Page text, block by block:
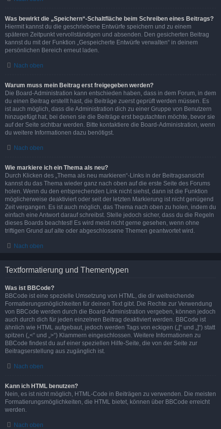
Was bewirkt die „Speichern“-Schaltfläche beim Schreiben eines Beitrags?
Hiermit kannst du die geschriebene Entwürfe speichern und zu einem
späteren Zeitpunkt vervollständigen und absenden. Den gesicherten Beitrag
kannst du mit der Funktion „Gespeicherte Entwürfe verwalten“ in deinem
persönlichen Bereich erneut laden.
Nach oben
Warum muss mein Beitrag erst freigegeben werden?
Die Board-Administration kann entschieden haben, dass in dem Forum, in dem
du einen Beitrag erstellt hast, die Beiträge zuerst geprüft werden müssen. Es
ist auch möglich, dass die Administration dich zu einer Gruppe von Benutzern
hinzugefügt hat, bei denen sie die Beiträge erst begutachten möchte, bevor sie
auf der Seite sichtbar werden. Bitte kontaktiere die Board-Administration, wenn
du weitere Informationen dazu benötigst.
Nach oben
Wie markiere ich ein Thema als neu?
Durch Klicken des „Thema als neu markieren“-Links in der Beitragsansicht
kannst du das Thema wieder ganz nach oben auf die erste Seite des Forums
holen. Wenn du den entsprechenden Link nicht siehst, dann ist die Funktion
möglicherweise deaktiviert oder seit der letzten Markierung ist nicht genügend
Zeit vergangen. Es ist auch möglich, das Thema nach oben zu holen, indem du
einfach eine Antwort darauf schreibst. Stelle jedoch sicher, dass du die Regeln
dieses Boards beachtest! Es wird meist nicht gerne gesehen, wenn ohne
triftigen Grund auf alte oder abgeschlossene Themen geantwortet wird.
Nach oben
Textformatierung und Thementypen
Was ist BBCode?
BBCode ist eine spezielle Umsetzung von HTML, die dir weitreichende
Formatierungsmöglichkeiten für deinen Text gibt. Die Rechte zur Verwendung
von BBCode werden durch die Board-Administration vergeben, können jedoch
auch durch dich für jeden einzelnen Beitrag deaktiviert werden. BBCode ist
ähnlich wie HTML aufgebaut, jedoch werden Tags von eckigen („[“ und „]“) statt
spitzen („<“ und „>“) Klammern eingeschlossen. Weitere Informationen zu
BBCode findest du auf einer speziellen Hilfe-Seite, die von der Seite zur
Beitragserstellung aus zugänglich ist.
Nach oben
Kann ich HTML benutzen?
Nein, es ist nicht möglich, HTML-Code in Beiträgen zu verwenden. Die meisten
Formatierungsmöglichkeiten, die HTML bietet, können über BBCode erreicht
werden.
Nach oben